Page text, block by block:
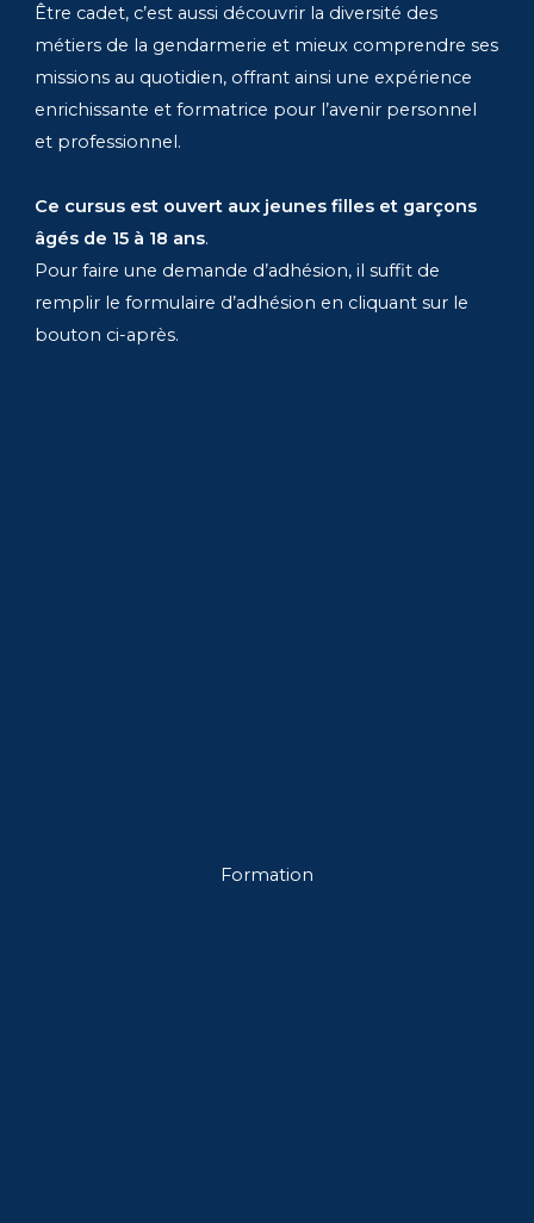
Être cadet, c’est aussi découvrir la diversité des
métiers de la gendarmerie et mieux comprendre ses
missions au quotidien, offrant ainsi une expérience
enrichissante et formatrice pour l’avenir personnel
et professionnel.
Ce cursus est ouvert aux jeunes filles et garçons
âgés de 15 à 18 ans.
Pour faire une demande d’adhésion, il suffit de
remplir le formulaire d’adhésion en cliquant sur le
bouton ci-après.
Formation